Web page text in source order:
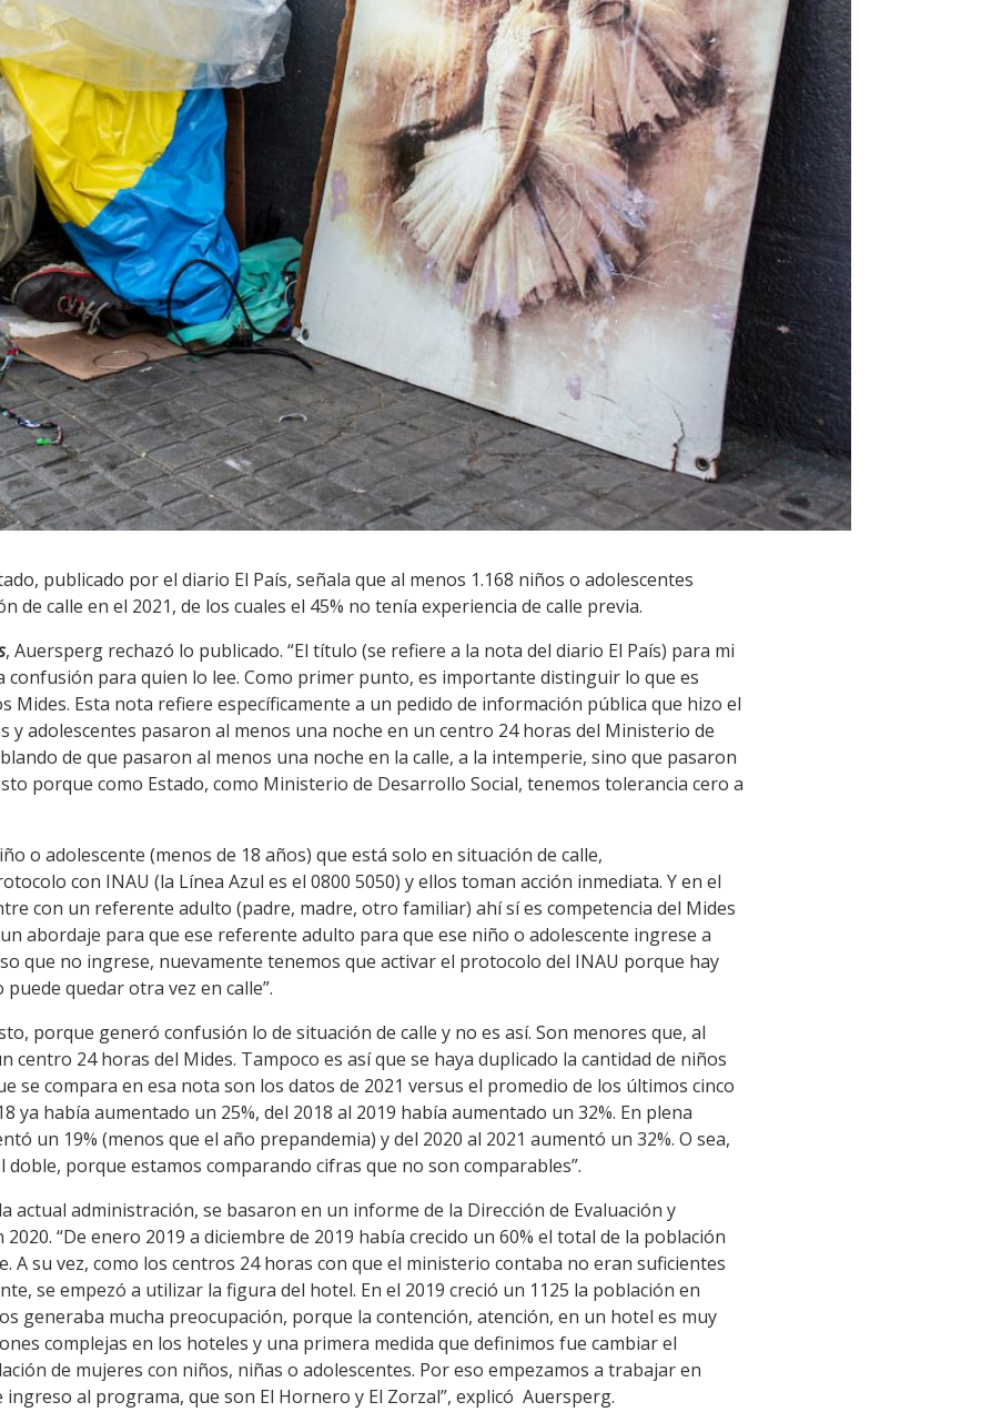
publicado por el diario El País, señala que al menos 1.168 niños o adolescentes
de calle en el 2021, de los cuales el 45% no tenía experiencia de calle previa.
, Auersperg rechazó lo publicado. “El título (se refiere a la nota del diario El País) para mi
para quien lo lee. Como primer punto, es importante distinguir lo que es
Mides. Esta nota refiere específicamente a un pedido de información pública que hizo el
y adolescentes pasaron al menos una noche en un centro 24 horas del Ministerio de
de que pasaron al menos una noche en la calle, a la intemperie, sino que pasaron
porque como Estado, como Ministerio de Desarrollo Social, tenemos tolerancia cero a
o adolescente (menos de 18 años) que está solo en situación de calle,
con INAU (la Línea Azul es el 0800 5050) y ellos toman acción inmediata. Y en el
con un referente adulto (padre, madre, otro familiar) ahí sí es competencia del Mides
abordaje para que ese referente adulto para que ese niño o adolescente ingrese a
que no ingrese, nuevamente tenemos que activar el protocolo del INAU porque hay
quedar otra vez en calle”.
porque generó confusión lo de situación de calle y no es así. Son menores que, al
centro 24 horas del Mides. Tampoco es así que se haya duplicado la cantidad de niños
se compara en esa nota son los datos de 2021 versus el promedio de los últimos cinco
ya había aumentado un 25%, del 2018 al 2019 había aumentado un 32%. En plena
un 19% (menos que el año prepandemia) y del 2020 al 2021 aumentó un 32%. O sea,
doble, porque estamos comparando cifras que no son comparables”.
actual administración, se basaron en un informe de la Dirección de Evaluación y
“De enero 2019 a diciembre de 2019 había crecido un 60% el total de la población
A su vez, como los centros 24 horas con que el ministerio contaba no eran suficientes
se empezó a utilizar la figura del hotel. En el 2019 creció un 1125 la población en
generaba mucha preocupación, porque la contención, atención, en un hotel es muy
complejas en los hoteles y una primera medida que definimos fue cambiar el
de mujeres con niños, niñas o adolescentes. Por eso empezamos a trabajar en
al programa, que son El Hornero y El Zorzal”, explicó Auersperg.